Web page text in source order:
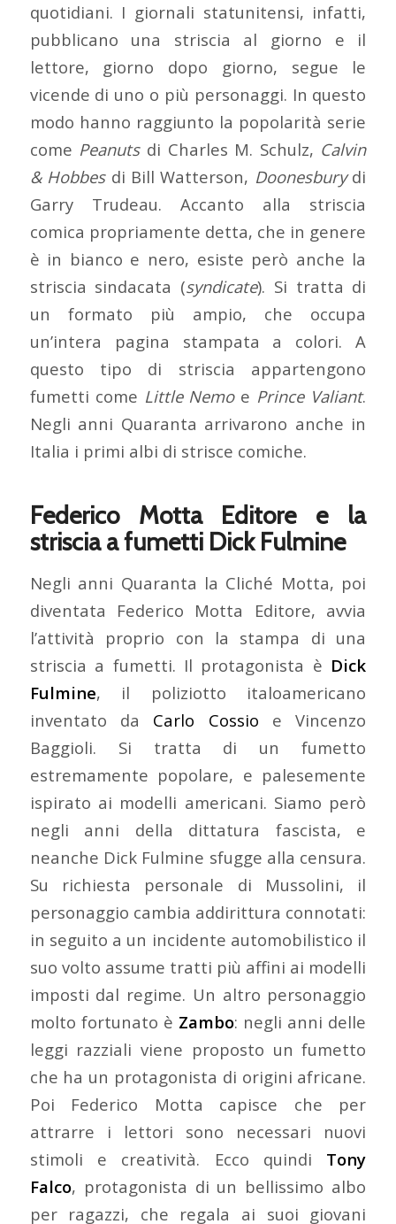
quotidiani. I giornali statunitensi, infatti,
pubblicano una striscia al giorno e il
lettore, giorno dopo giorno, segue le
vicende di uno o più personaggi. In questo
modo hanno raggiunto la popolarità serie
come Peanutsdi Charles M. Schulz, Calvin
& Hobbesdi Bill Watterson, Doonesburydi
Garry Trudeau. Accanto alla striscia
comica propriamente detta, che in genere
è in bianco e nero, esiste però anche la
striscia sindacata (syndicate). Si tratta di
un formato più ampio, che occupa
un’intera pagina stampata a colori. A
questo tipo di striscia appartengono
fumetti come Little Nemoe Prince Valiant.
Negli anni Quaranta arrivarono anche in
Italia i primi albi di strisce comiche.
Federico Motta Editore e la
striscia a fumetti Dick Fulmine
Negli anni Quaranta la Cliché Motta, poi
diventata Federico Motta Editore, avvia
l’attività proprio con la stampa di una
striscia a fumetti. Il protagonista è Dick
Fulmine, il poliziotto italoamericano
inventato da Carlo Cossio e Vincenzo
Baggioli. Si tratta di un fumetto
estremamente popolare, e palesemente
ispirato ai modelli americani. Siamo però
negli anni della dittatura fascista, e
neanche Dick Fulmine sfugge alla censura.
Su richiesta personale di Mussolini, il
personaggio cambia addirittura connotati:
in seguito a un incidente automobilistico il
suo volto assume tratti più affini ai modelli
imposti dal regime. Un altro personaggio
molto fortunato è Zambo: negli anni delle
leggi razziali viene proposto un fumetto
che ha un protagonista di origini africane.
Poi Federico Motta capisce che per
attrarre i lettori sono necessari nuovi
stimoli e creatività. Ecco quindi Tony
Falco, protagonista di un bellissimo albo
per ragazzi, che regala ai suoi giovani